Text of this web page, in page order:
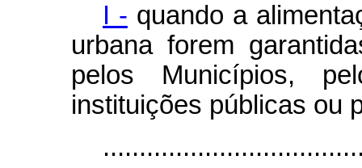
I - quando a
urbana forem
pelos Municípios,
instituições públicas ou